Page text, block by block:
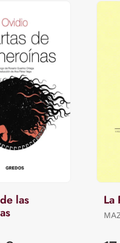
las
La